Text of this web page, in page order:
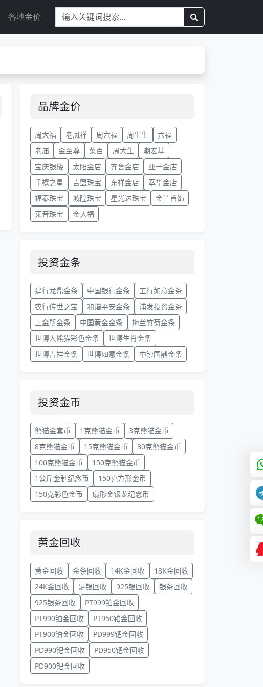
各地金价
品牌金价
周大福 老凤祥 周六福 周生生
六福
老庙
金至尊 菜百 周大生
潮宏基
宝庆银楼
太阳金店 齐鲁金店
亚一金店
千禧之星
吉盟珠宝 东祥金店
萃华金店
福泰珠宝
城隍珠宝 星光达珠宝
金兰首饰
莱音珠宝
金大福
投资金条
建行龙鼎金条 中国银行金条
工行如意金条
农行传世之宝
和谐平安金条
浦发投资金条
上金所金条
中国黄金金条
梅兰竹菊金条
世博大熊猫彩色金条
世博生肖金条
世博吉祥金条
世博如意金条 中钞国鼎金条
投资金币
熊猫金套币 1克熊猫金币
3克熊猫金币
8克熊猫金币
15克熊猫金币
30克熊猫金币
100克熊猫金币
150克熊猫金币
1公斤金制纪念币
150克方形金币
150克彩色金币
扇形金银龙纪念币
黄金回收
黄金回收 金条回收 14K金回收
18K金回收
24K金回收
足银回收 925银回收
银条回收
925银条回收
PT999铂金回收
PT990铂金回收
PT950铂金回收
PT900铂金回收
PD999钯金回收
PD990钯金回收
PD950钯金回收
PD900钯金回收